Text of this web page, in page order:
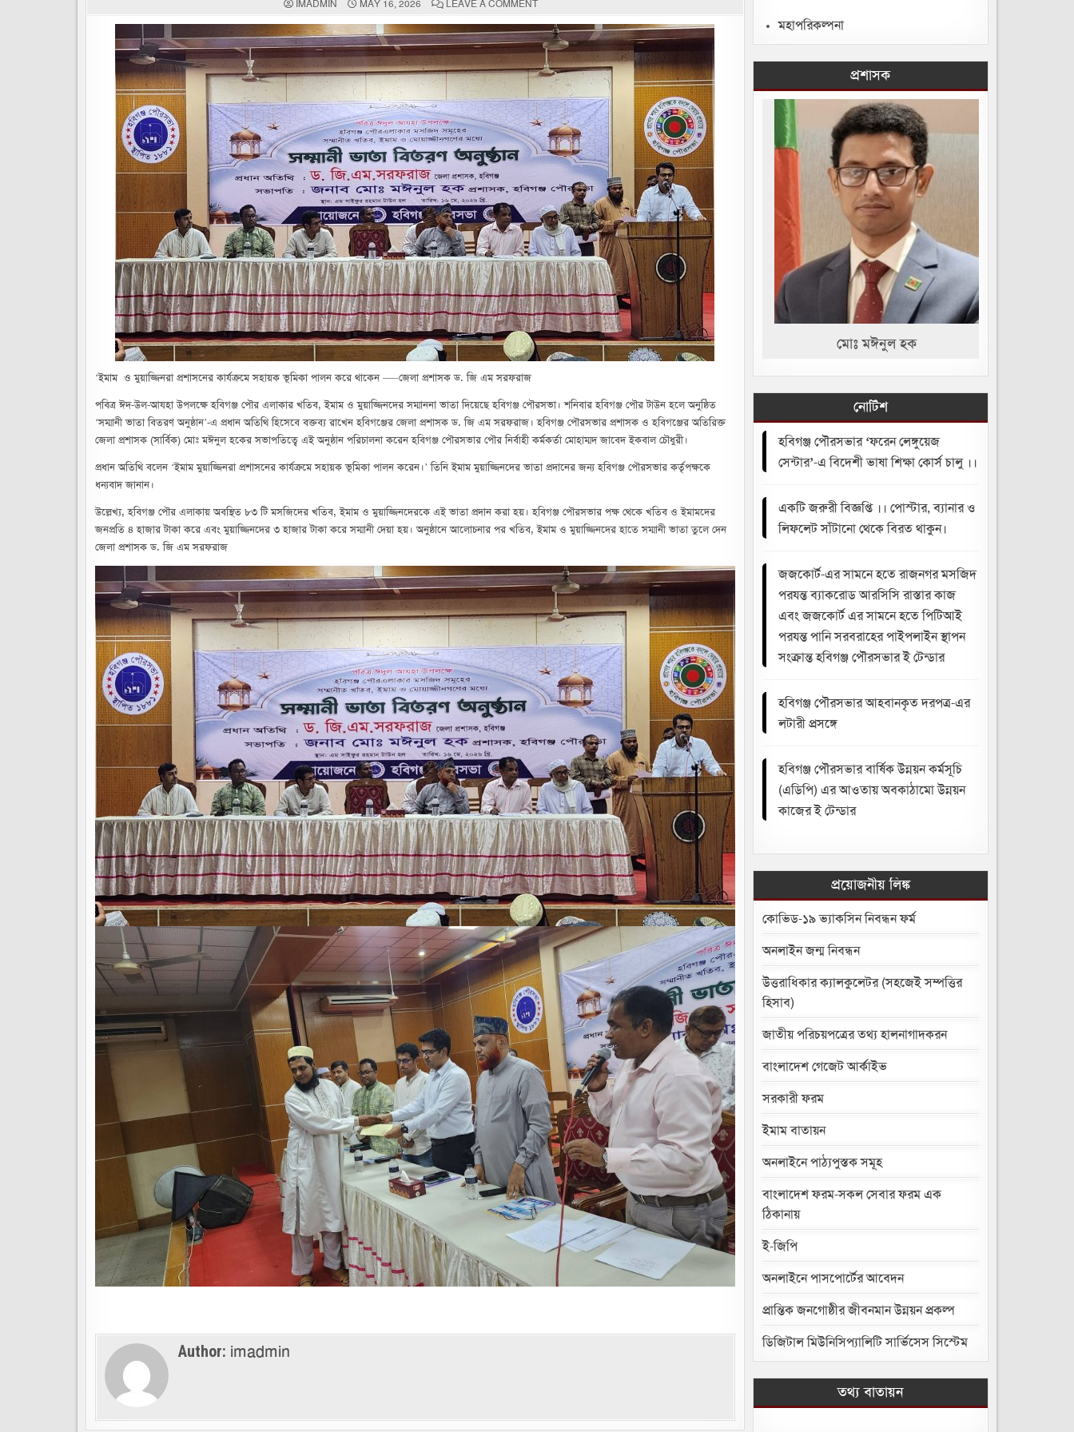
IMADMIN MAY 16, 2026 LEAVE A COMMENTON
পৌর
এলাকার
৮৩টি
মসজিদের
খতিব,
ইমাম
ও
মুয়াজ্জিনদের
সম্মানী
ভাতা
প্রদান।।
‘ইমাম ও মুয়াজ্জিনরা প্রশাসনের কার্যক্রমে সহায়ক ভূমিকা পালন করে থাকেন —–জেলা প্রশাসক ড. জি এম সরফরাজ
পবিত্র ঈদ-উল-আযহা উপলক্ষে হবিগঞ্জ পৌর এলাকার খতিব, ইমাম ও মুয়াজ্জিনদের সম্মাননা ভাতা দিয়েছে হবিগঞ্জ পৌরসভা। শনিবার হবিগঞ্জ পৌর টাউন হলে অনুষ্ঠিত
‘সম্মানী ভাতা বিতরণ অনুষ্ঠান’-এ প্রধান অতিথি হিসেবে বক্তব্য রাখেন হবিগঞ্জের জেলা প্রশাসক ড. জি এম সরফরাজ। হবিগঞ্জ পৌরসভার প্রশাসক ও হবিগঞ্জের অতিরিক্ত
জেলা প্রশাসক (সার্বিক) মোঃ মঈনুল হকের সভাপতিত্বে এই অনুষ্ঠান পরিচালনা করেন হবিগঞ্জ পৌরসভার পৌর নির্বাহী কর্মকর্তা মোহাম্মদ জাবেদ ইকবাল চৌধুরী।
প্রধান অতিথি বলেন ‘ইমাম মুয়াজ্জিনরা প্রশাসনের কার্যক্রমে সহায়ক ভূমিকা পালন করেন।’ তিনি ইমাম মুয়াজ্জিনদের ভাতা প্রদানের জন্য হবিগঞ্জ পৌরসভার কর্তৃপক্ষকে
ধন্যবাদ জানান।
উল্লেখ্য, হবিগঞ্জ পৌর এলাকায় অবস্থিত ৮৩ টি মসজিদের খতিব, ইমাম ও মুয়াজ্জিনদেরকে এই ভাতা প্রদান করা হয়। হবিগঞ্জ পৌরসভার পক্ষ থেকে খতিব ও ইমামদের
জনপ্রতি ৪ হাজার টাকা করে এবং মুয়াজ্জিনদের ৩ হাজার টাকা করে সম্মানী দেয়া হয়। অনুষ্ঠানে আলোচনার পর খতিব, ইমাম ও মুয়াজ্জিনদের হাতে সম্মানী ভাতা তুলে দেন
জেলা প্রশাসক ড. জি এম সরফরাজ
Author: imadmin
মহাপরিকল্পনা
প্রশাসক
মোঃ মঈনুল হক
নোটিশ
হবিগঞ্জ পৌরসভার ‘ফরেন লেঙ্গুয়েজ
সেন্টার’-এ বিদেশী ভাষা শিক্ষা কোর্স চালু ।।
একটি জরুরী বিজ্ঞপ্তি ।। পোস্টার, ব্যানার ও
লিফলেট সাঁটানো থেকে বিরত থাকুন।
জজকোর্ট-এর সামনে হতে রাজনগর মসজিদ
পরযন্ত ব্যাকরোড আরসিসি রাস্তার কাজ
এবং জজকোর্ট এর সামনে হতে পিটিআই
পরযন্ত পানি সরবরাহের পাইপলাইন স্থাপন
সংক্রান্ত হবিগঞ্জ পৌরসভার ই টেন্ডার
হবিগঞ্জ পৌরসভার আহবানকৃত দরপত্র-এর
লটারী প্রসঙ্গে
হবিগঞ্জ পৌরসভার বার্ষিক উন্নয়ন কর্মসূচি
(এডিপি) এর আওতায় অবকাঠামো উন্নয়ন
কাজের ই টেন্ডার
প্রয়োজনীয় লিঙ্ক
কোভিড-১৯ ভ্যাকসিন নিবন্ধন ফর্ম
অনলাইন জন্ম নিবন্ধন
উত্তরাধিকার ক্যালকুলেটর (সহজেই সম্পত্তির
হিসাব)
জাতীয় পরিচয়পত্রের তথ্য হালনাগাদকরন
বাংলাদেশ গেজেট আর্কাইভ
সরকারী ফরম
ইমাম বাতায়ন
অনলাইনে পাঠ্যপুস্তক সমূহ
বাংলাদেশ ফরম-সকল সেবার ফরম এক
ঠিকানায়
ই-জিপি
অনলাইনে পাসপোর্টের আবেদন
প্রান্তিক জনগোষ্ঠীর জীবনমান উন্নয়ন প্রকল্প
ডিজিটাল মিউনিসিপ্যালিটি সার্ভিসেস সিস্টেম
তথ্য বাতায়ন